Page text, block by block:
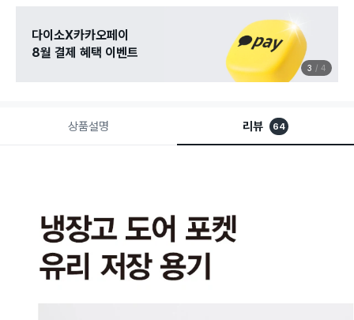
다이소X카카오페이
8월 결제 혜택 이벤트
3 4
상품설명 리뷰 64